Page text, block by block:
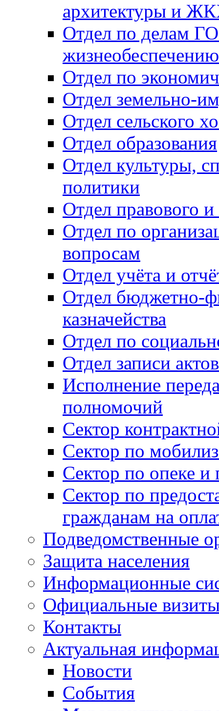
архитектуры и
Отдел по делам
Отдел по
Отдел земельно-
Отдел сельского
Отдел образования
Отдел культуры,
политики
Отдел правового
Отдел по
вопросам
Отдел учёта и
Отдел бюджетно-
казначейства
Отдел по
Отдел записи
Исполнение
полномочий
Сектор
Сектор по
Сектор по опеке и
Сектор по
гражданам на
Подведомственные
Защита населения
Информационные
Официальные
Контакты
Актуальная
Новости
События